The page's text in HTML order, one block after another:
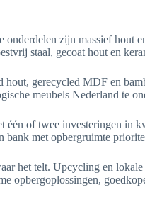
zijn massief hout
staal, gecoat hout en
gerecycled MDF en
meubels Nederland te
of twee investeringen in
met opbergruimte
het telt. Upcycling en
opbergoplossingen,